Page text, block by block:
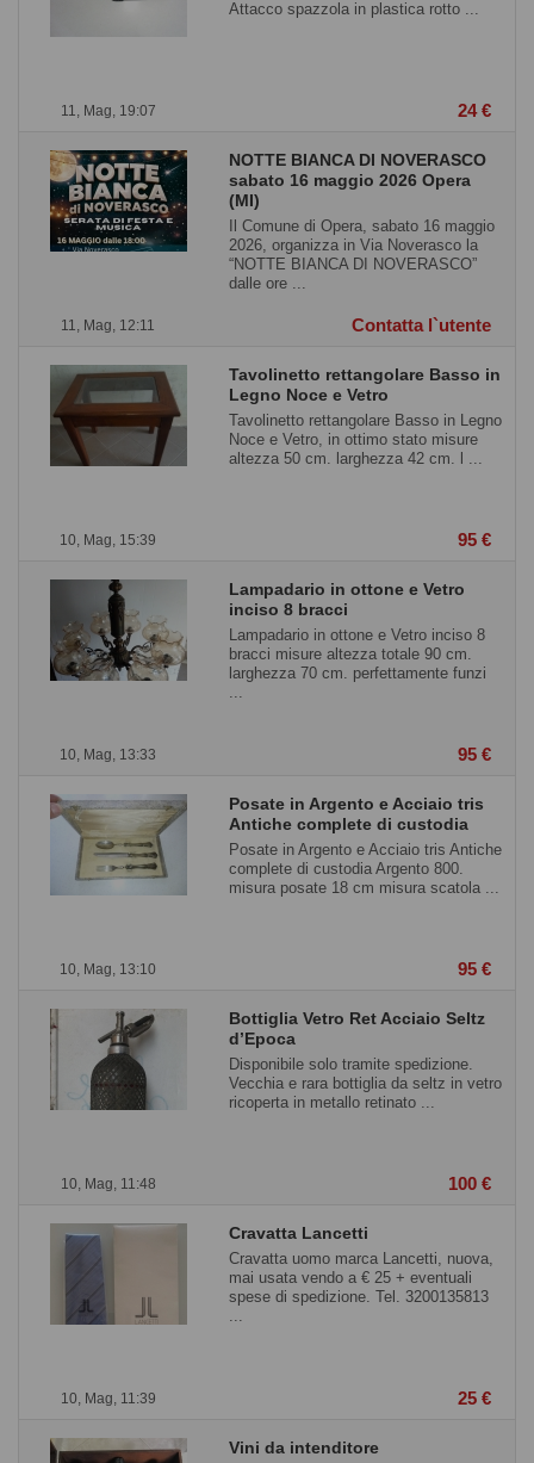
11, Mag, 19:07
Attacco spazzola in plastica rotto ...
24 €
11, Mag, 12:11
NOTTE BIANCA DI NOVERASCO
sabato 16 maggio 2026 Opera
(MI)
Il Comune di Opera, sabato 16 maggio
2026, organizza in Via Noverasco la
“NOTTE BIANCA DI NOVERASCO”
dalle ore ...
Contatta l`utente
10, Mag, 15:39
Tavolinetto rettangolare Basso in
Legno Noce e Vetro
Tavolinetto rettangolare Basso in Legno
Noce e Vetro, in ottimo stato misure
altezza 50 cm. larghezza 42 cm. l ...
95 €
10, Mag, 13:33
Lampadario in ottone e Vetro
inciso 8 bracci
Lampadario in ottone e Vetro inciso 8
bracci misure altezza totale 90 cm.
larghezza 70 cm. perfettamente funzi
...
95 €
10, Mag, 13:10
Posate in Argento e Acciaio tris
Antiche complete di custodia
Posate in Argento e Acciaio tris Antiche
complete di custodia Argento 800.
misura posate 18 cm misura scatola ...
95 €
10, Mag, 11:48
Bottiglia Vetro Ret Acciaio Seltz
d’Epoca
Disponibile solo tramite spedizione.
Vecchia e rara bottiglia da seltz in vetro
ricoperta in metallo retinato ...
100 €
10, Mag, 11:39
Cravatta Lancetti
Cravatta uomo marca Lancetti, nuova,
mai usata vendo a € 25 + eventuali
spese di spedizione. Tel. 3200135813
...
25 €
Vini da intenditore